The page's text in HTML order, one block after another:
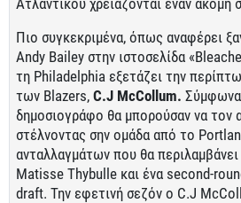
Ατλαντικού χρειάζονται έναν ακόμη
Πιο συγκεκριμένα, όπως αναφέρει
Andy Bailey στην ιστοσελίδα
τη Philadelphia εξετάζει την
των Blazers, C.J McCollum. Σύμφωνα
δημοσιογράφο θα μπορούσαν να τον
στέλνοντας σην ομάδα από το
ανταλλαγμάτων που θα
Matisse Thybulle και ένα second-
draft. Την εφετινή σεζόν ο C.J